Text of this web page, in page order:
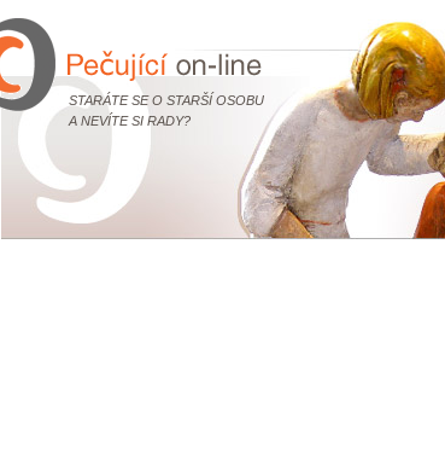
STARÁTE SE O STARŠÍ OSOBU
A NEVÍTE SI RADY?